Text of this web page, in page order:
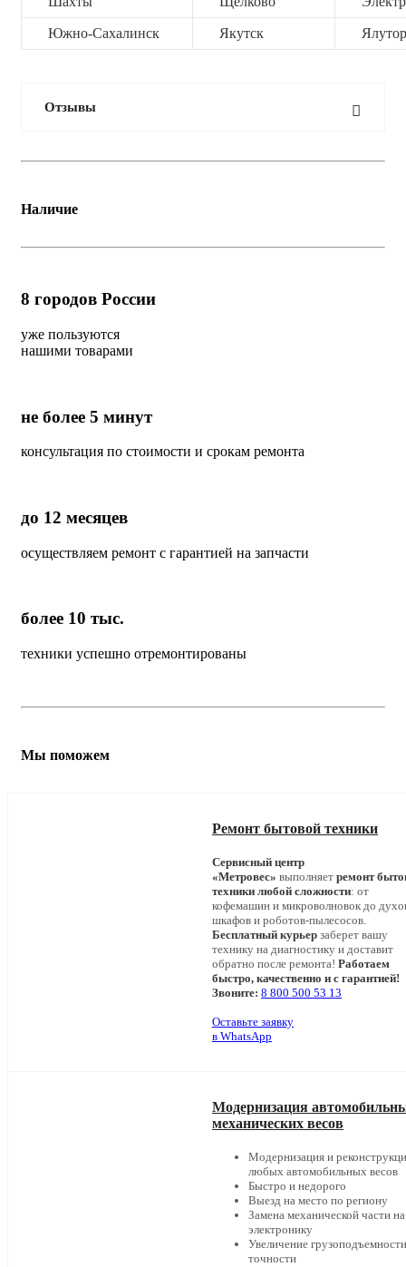
Южно-Сахалинск Якутск
Отзывы
Наличие
8 городов России
уже пользуются
нашими товарами
не более 5 минут
консультация по стоимости и срокам ремонта
до 12 месяцев
осуществляем ремонт с гарантией на запчасти
более 10 тыс.
техники успешно отремонтированы
Мы поможем
Ремонт бытовой техники
Сервисный центр
«Метровес» выполняет ремонт
техники любой сложности: от
кофемашин и микроволновок до
шкафов и роботов-пылесосов.
Бесплатный курьер заберет вашу
технику на диагностику и доставит
обратно после ремонта! Работаем
быстро, качественно и с гарантией!
Звоните: 8 800 500 53 13
Оставьте заявку
в WhatsApp
Модернизация
механических весов
Модернизация и
любых автомобильных весов
Быстро и недорого
Выезд на место по региону
Замена механической части на
электронику
Увеличение
точности